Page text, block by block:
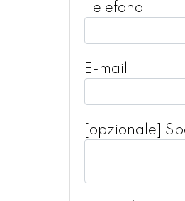
Telefono
E-mail
[opzionale]